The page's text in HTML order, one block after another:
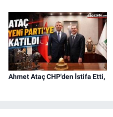
Ahmet Ataç CHP'den İstifa Etti,